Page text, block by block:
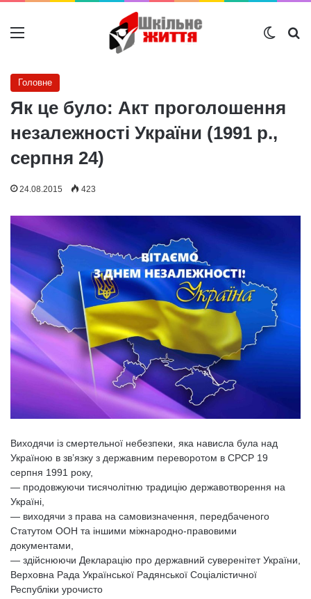
Меню
Головне
Як це було: Акт проголошення
незалежності України (1991 р.,
серпня 24)
24.08.2015 423
Виходячи із смертельної небезпеки, яка нависла була над
Україною в зв’язку з державним переворотом в СРСР 19
серпня 1991 року,
— продовжуючи тисячолітню традицію державотворення на
Україні,
— виходячи з права на самовизначення, передбаченого
Статутом ООН та іншими міжнародно-правовими
документами,
— здійснюючи Декларацію про державний суверенітет України,
Вер­ховна Рада Української Радянської Соціалістичної
Республіки урочисто